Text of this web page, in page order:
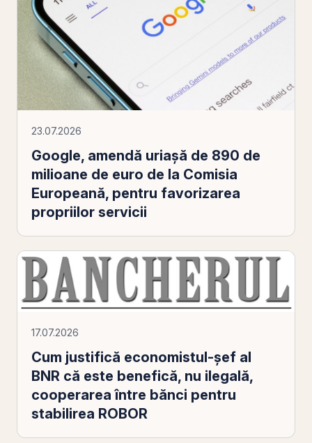
23.07.2026
Google, amendă uriașă de 890 de
milioane de euro de la Comisia
Europeană, pentru favorizarea
propriilor servicii
17.07.2026
Cum justifică economistul-șef al
BNR că este benefică, nu ilegală,
cooperarea între bănci pentru
stabilirea ROBOR